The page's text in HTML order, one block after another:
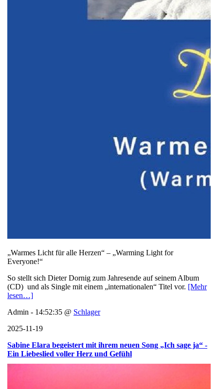
„Warmes Licht für alle Herzen“ – „Warming Light for
Everyone!“
So stellt sich Dieter Dornig zum Jahresende auf seinem Album
(CD) und als Single mit einem „internationalen“ Titel vor. [Mehr
lesen…]
Admin - 14:52:35 @ Schlager
2025-11-19
Sabine Elara begeistert mit ihrem neuen Song „Ich sage ja“ -
Ein Liebeslied voller Herz und Gefühl